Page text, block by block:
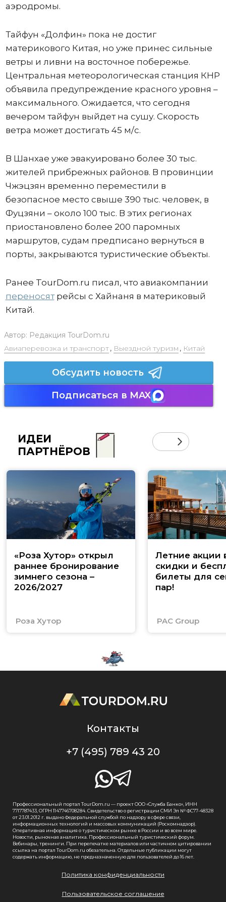
аэродромы.
Тайфун «Долфин» пока не достиг
материкового Китая, но уже принес сильные
ветры и ливни на восточное побережье.
Центральная метеорологическая станция КНР
объявила предупреждение красного уровня –
максимального. Ожидается, что сегодня
вечером тайфун выйдет на сушу. Скорость
ветра может достигать 45 м/с.
В Шанхае уже эвакуировано более 30 тыс.
жителей прибрежных районов. В провинции
Чжэцзян временно переместили в
безопасное место свыше 390 тыс. человек, в
Фуцзяни – около 100 тыс. В этих регионах
приостановлено более 200 паромных
маршрутов, судам предписано вернуться в
порты, закрываются туристические объекты.
Ранее TourDom.ru писал, что авиакомпании
переносятрейсы с Хайнаня в материковый
Китай.
Автор: Редакция TourDom.ru
Авиаперевозка и транспорт, Выездной туризм , Китай
Обсудить новость
Подписаться в MAX
ИДЕИ
ПАРТНЁРОВ
«Роза Хутор» открыл
раннее бронирование
зимнего сезона –
2026/2027
Роза Хутор
Летние акции
скидки и
билеты для
пар!
PAC Group
Контакты
+7 (495) 789 43 20
Профессиональный портал TourDom.ru — проект ООО «Служба Банко», ИНН
7717787433, ОГРН 1147746708284. Свидетельство о регистрации СМИ Эл № ФС77-48328
от 23.01.2012 г. выдано Федеральной службой по надзору в сфере связи,
информационных технологий и массовых коммуникаций (Роскомнадзор).
Оперативная информация о туристическом рынке в России и во всем мире.
Новости, рыночная аналитика. Профессиональный туристический форум.
Вебинары, тренинги. При перепечатке материалов или частичном цитировании
ссылка на портал TourDom.ru обязательна. Отдельные публикации могут
содержать информацию, не предназначенную для пользователей до 16 лет.
Политика конфиденциальности
Пользовательское соглашение